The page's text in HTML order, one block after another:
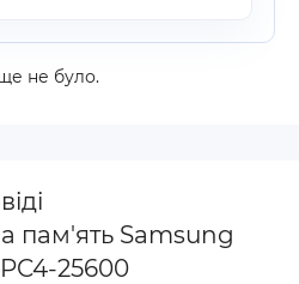
не було.
пам'ять Samsung
25600